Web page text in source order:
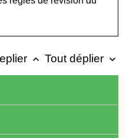
keyboard_arrow_up Tout déplier keyboard_arrow_down